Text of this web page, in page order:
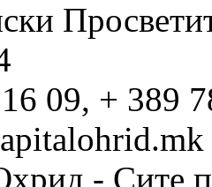
09, + 389
- Сите